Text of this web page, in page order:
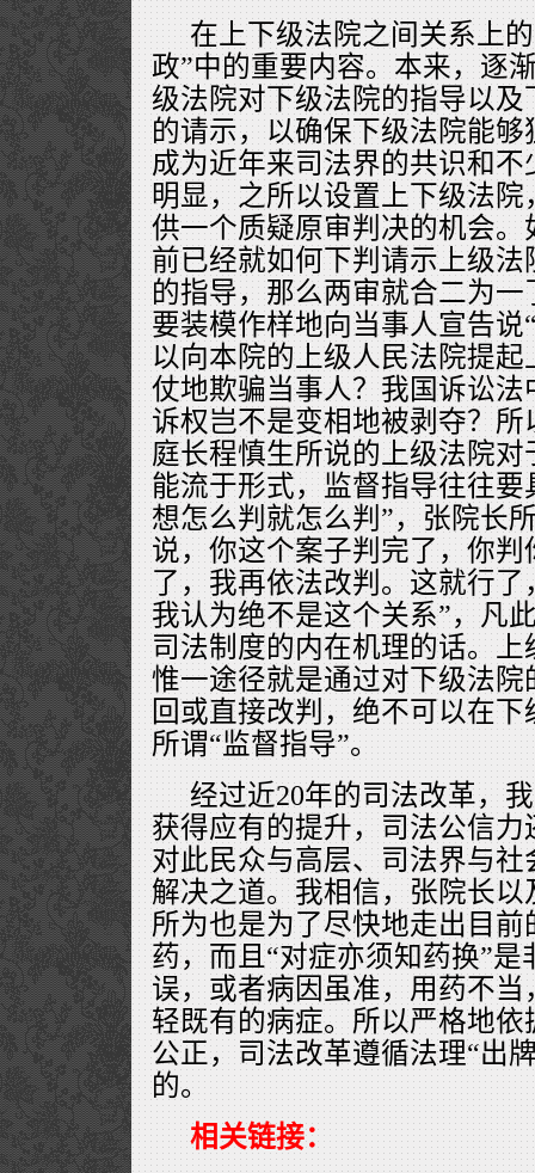
在上下级法院之间关系上
政”中的重要内容。本来，逐
级法院对下级法院的指导以
的请示，以确保下级法院能
成为近年来司法界的共识和
明显，之所以设置上下级法
供一个质疑原审判决的机会
前已经就如何下判请示上级
的指导，那么两审就合二为
要装模作样地向当事人宣告说
以向本院的上级人民法院提
仗地欺骗当事人？我国诉讼
诉权岂不是变相地被剥夺？
庭长程慎生所说的上级法院对
能流于形式，监督指导往往
想怎么判就怎么判”，张院长
说，你这个案子判完了，你
了，我再依法改判。这就行
我认为绝不是这个关系”，凡
司法制度的内在机理的话。
惟一途径就是通过对下级法
回或直接改判，绝不可以在
所谓“监督指导”。
经过近20年的司法改革，
获得应有的提升，司法公信
对此民众与高层、司法界与
解决之道。我相信，张院长
所为也是为了尽快地走出目
药，而且“对症亦须知药换”
误，或者病因虽准，用药不
轻既有的病症。所以严格地
公正，司法改革遵循法理“出
的。
相关链接：